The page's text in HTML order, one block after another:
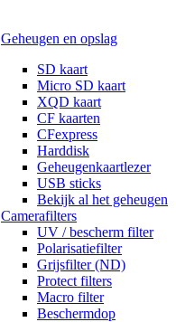
Geheugen en opslag
SD kaart
Micro SD kaart
XQD kaart
CF kaarten
CFexpress
Harddisk
Geheugenkaartlezer
USB sticks
Bekijk al het geheugen
Camerafilters
UV / bescherm filter
Polarisatiefilter
Grijsfilter (ND)
Protect filters
Macro filter
Beschermdop